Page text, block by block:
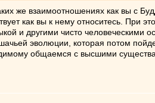
же взаимоотношениях как вы с
как вы к нему относитесь. При
и другими чисто человеческими
эволюции, которая потом
общаемся с высшими